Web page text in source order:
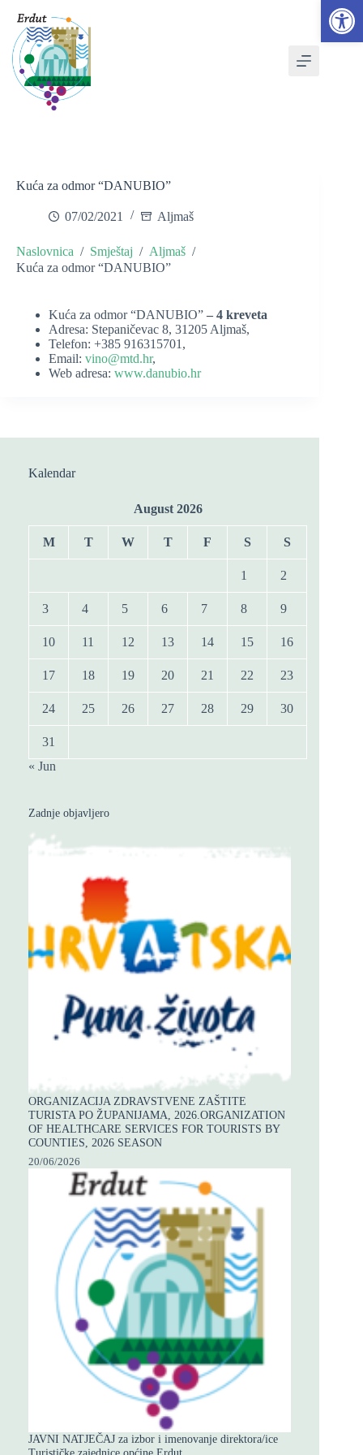
Open toolbar
content
Kuća za odmor “DANUBIO”
07/02/2021 Aljmaš
Naslovnica / Smještaj / Aljmaš /
Kuća za odmor “DANUBIO”
Kuća za odmor “DANUBIO” – 4 kreveta
Adresa: Stepaničevac 8, 31205 Aljmaš,
Telefon: +385 916315701,
Email: vino@mtd.hr,
Web adresa: www.danubio.hr
Kalendar
August 2026
M T W T F S S
1 2
3 4 5 6 7 8 9
10 11 12 13 14 15 16
17 18 19 20 21 22 23
24 25 26 27 28 29 30
31
« Jun
Zadnje objavljero
ORGANIZACIJA ZDRAVSTVENE ZAŠTITE
TURISTA PO ŽUPANIJAMA, 2026.ORGANIZATION
OF HEALTHCARE SERVICES FOR TOURISTS BY
COUNTIES, 2026 SEASON
20/06/2026
JAVNI NATJEČAJ za izbor i imenovanje direktora/ice
Turističke zajednice općine Erdut